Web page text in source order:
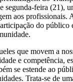
segunda-feira (21),
aos profissionais.
do público
que movem a
e competência,
se estende ao
Trata-se de